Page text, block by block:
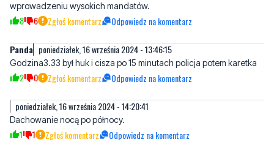
wprowadzeniu wysokich mandatów.
8 6 Zgłoś komentarz Odpowiedz na komentarz
Panda poniedziałek, 16 września 2024 - 13:46:15
Godzina3.33 był huk i cisza po 15 minutach policja potem karetka
2 0 Zgłoś komentarz Odpowiedz na komentarz
poniedziałek, 16 września 2024 - 14:20:41
Dachowanie nocą po północy.
1 1 Zgłoś komentarz Odpowiedz na komentarz